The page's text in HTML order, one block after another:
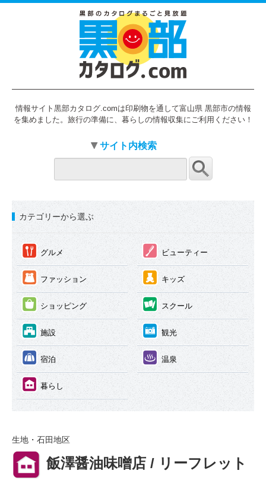
情報サイト黒部カタログ.comは印刷物を通して富山県 黒部市の情報
を集めました。旅行の準備に、暮らしの情報収集にご利用ください！
サイト内検索
カテゴリーから選ぶ
① グルメ ② ビューティー
③ ファッション ④ キッズ
⑤ ショッピング ⑥ スクール
⑦ 施設 ⑧ 観光
⑨ 宿泊 ⑩ 温泉
⑪ 暮らし
生地・石田地区
⑪ 飯澤醤油味噌店 / リーフレット